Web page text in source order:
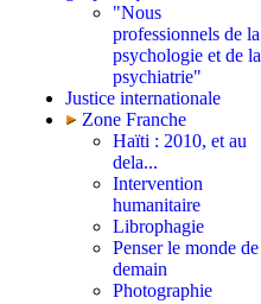
"Nous
professionnels de la
psychologie et de la
psychiatrie"
Justice internationale
Zone Franche
Haïti : 2010, et au
dela...
Intervention
humanitaire
Librophagie
Penser le monde de
demain
Photographie